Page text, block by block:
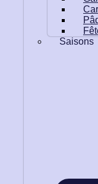
Saisons